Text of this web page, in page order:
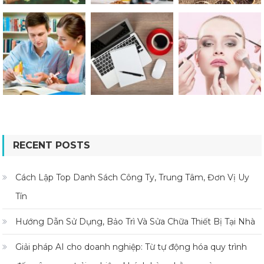
RECENT POSTS
Cách Lập Top Danh Sách Công Ty, Trung Tâm, Đơn Vị Uy
Tín
Hướng Dẫn Sử Dụng, Bảo Trì Và Sửa Chữa Thiết Bị Tại Nhà
Giải pháp AI cho doanh nghiệp: Từ tự động hóa quy trình